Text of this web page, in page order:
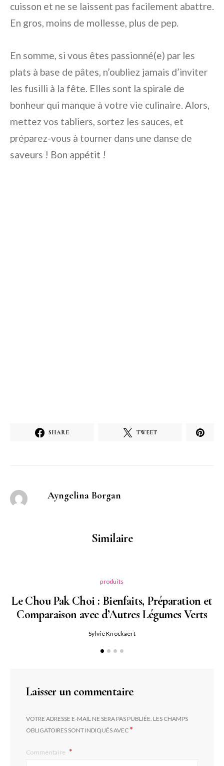
cuisson et ne se laissent pas facilement abattre.
En gros, moins de mollesse, plus de pep.
En somme, si vous êtes passionné(e) par les
plats à base de pâtes, n’oubliez jamais d’inviter
les fusilli à la fête. Elles sont la spirale de
bonheur qui manque à votre vie culinaire. Alors,
mettez vos tabliers, sortez les sauces, et
préparez-vous à tourner dans une danse de
saveurs ! Bon appétit !
SHARE TWEET
Ayngelina Borgan
Similaire
produits
Le Chou Pak Choi : Bienfaits, Préparation et
Comparaison avec d’Autres Légumes Verts
Sylvie Knockaert
Laisser un commentaire
VOTRE ADRESSE E-MAIL NE SERA PAS PUBLIÉE. LES CHAMPS
OBLIGATOIRES SONT INDIQUÉS AVEC*
Commentaire